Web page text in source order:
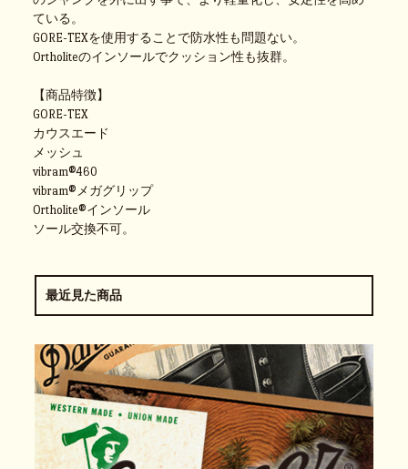
ている。
GORE-TEXを使用することで防水性も問題ない。
Ortholiteのインソールでクッション性も抜群。
【商品特徴】
GORE-TEX
カウスエード
メッシュ
vibram®460
vibram®メガグリップ
Ortholite®インソール
ソール交換不可。
最近見た商品